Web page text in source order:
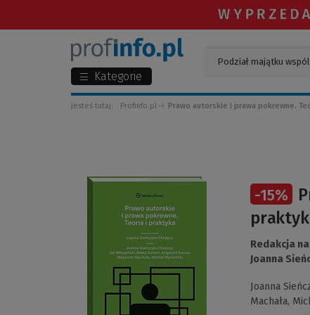
Kategorie
Jesteś tutaj: Profinfo.pl Prawo autorskie i prawa pokrewne.
(Link
-15%
Redakcja
Joanna
Joanna
Machała,